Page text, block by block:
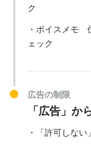
ク
・ボイスメモ
ェック
広告の制限
「広告」か
・「許可しない